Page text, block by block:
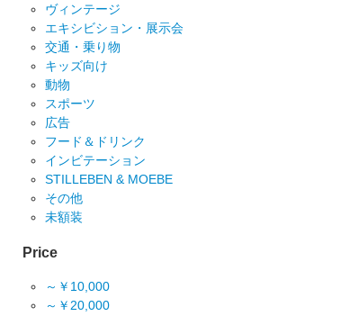
ヴィンテージ
エキシビション・展示会
交通・乗り物
キッズ向け
動物
スポーツ
広告
フード＆ドリンク
インビテーション
STILLEBEN & MOEBE
その他
未額装
Price
～￥10,000
～￥20,000